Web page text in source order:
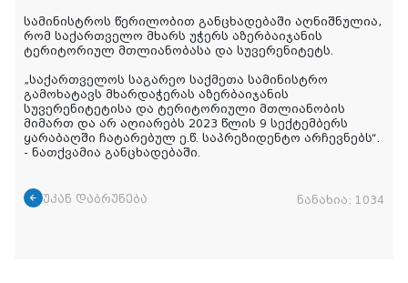
სამინისტროს წერილობით განცხადებაში აღნიშნულია,
რომ საქართველო მხარს უჭერს აზერბაიჯანის
ტერიტორიულ მთლიანობასა და სუვერენიტეტს.
„საქართველოს საგარეო საქმეთა სამინისტრო
გამოხატავს მხარდაჭერას აზერბაიჯანის
სუვერენიტეტისა და ტერიტორიული მთლიანობის
მიმართ და არ აღიარებს 2023 წლის 9 სექტემბერს
ყარაბაღში ჩატარებულ ე.წ. საპრეზიდენტო არჩევნებს“.
- ნათქვამია განცხადებაში.
უკან დაბრუნება ნანახია: 1034